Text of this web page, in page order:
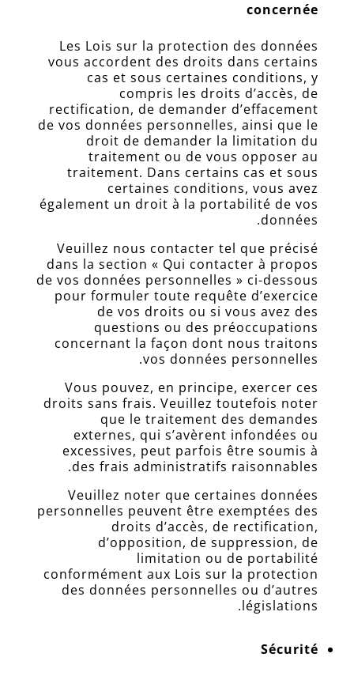
concernée
Les Lois sur la protection des données
vous accordent des droits dans certains
cas et sous certaines conditions, y
compris les droits d’accès, de
rectification, de demander d’effacement
de vos données personnelles, ainsi que le
droit de demander la limitation du
traitement ou de vous opposer au
traitement. Dans certains cas et sous
certaines conditions, vous avez
également un droit à la portabilité de vos
données.
Veuillez nous contacter tel que précisé
dans la section « Qui contacter à propos
de vos données personnelles » ci-dessous
pour formuler toute requête d’exercice
de vos droits ou si vous avez des
questions ou des préoccupations
concernant la façon dont nous traitons
vos données personnelles.
Vous pouvez, en principe, exercer ces
droits sans frais. Veuillez toutefois noter
que le traitement des demandes
externes, qui s’avèrent infondées ou
excessives, peut parfois être soumis à
des frais administratifs raisonnables.
Veuillez noter que certaines données
personnelles peuvent être exemptées des
droits d’accès, de rectification,
d’opposition, de suppression, de
limitation ou de portabilité
conformément aux Lois sur la protection
des données personnelles ou d’autres
législations.
Sécurité